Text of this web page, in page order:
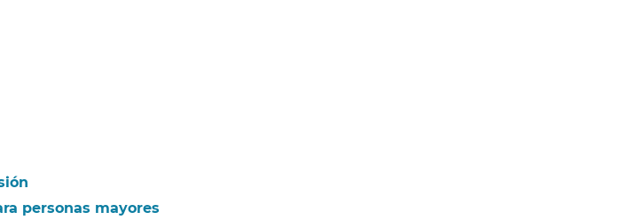
personas mayores​​